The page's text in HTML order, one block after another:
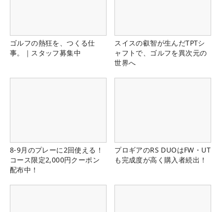
ゴルフの熱狂を、つくる仕
事。｜スタッフ募集中
スイスの叡智が生んだTPTシ
ャフトで、ゴルフを異次元の
世界へ
8-9月のプレーに2回使える！
コース限定2,000円クーポン
配布中！
プロギアのRS DUOはFW・UT
も完成度が高く購入者続出！